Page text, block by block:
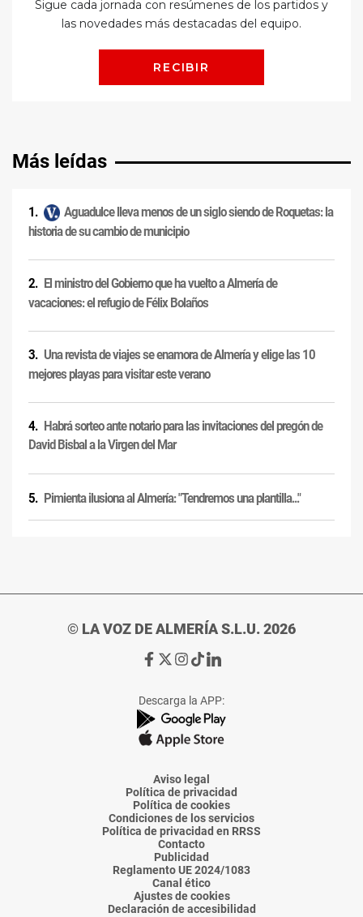
Más leídas
Aguadulce lleva menos de un siglo siendo de Roquetas: la
historia de su cambio de municipio
El ministro del Gobierno que ha vuelto a Almería de
vacaciones: el refugio de Félix Bolaños
Una revista de viajes se enamora de Almería y elige las 10
mejores playas para visitar este verano
Habrá sorteo ante notario para las invitaciones del pregón de
David Bisbal a la Virgen del Mar
Pimienta ilusiona al Almería: "Tendremos una plantilla..."
© LA VOZ DE ALMERÍA S.L.U. 2026
Ir
de
La
Voz
Almería
Ir
de
La
Voz
Almería
Ir
de
La
Voz
Almería
Ir
de
La
Voz
Almería
Ir
de
La
Voz
Descarga la APP:
Aviso legal
Política de privacidad
Política de cookies
Condiciones de los servicios
Política de privacidad en RRSS
Contacto
Publicidad
Reglamento UE 2024/1083
Canal ético
Ajustes de cookies
Declaración de accesibilidad